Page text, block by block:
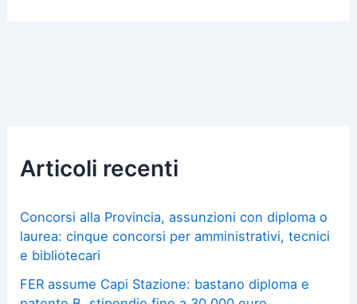
Articoli recenti
Concorsi alla Provincia, assunzioni con diploma o
laurea: cinque concorsi per amministrativi, tecnici
e bibliotecari
FER assume Capi Stazione: bastano diploma e